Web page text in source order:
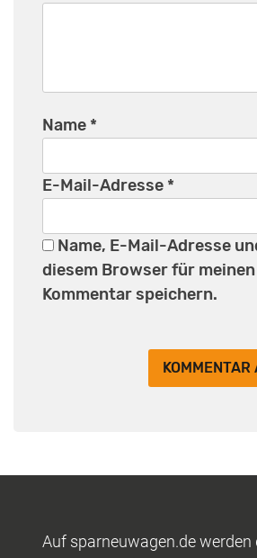
Name *
E-Mail-Adresse *
Name, E-Mail-Adresse
diesem Browser für
Kommentar speichern.
Auf sparneuwagen.de werden